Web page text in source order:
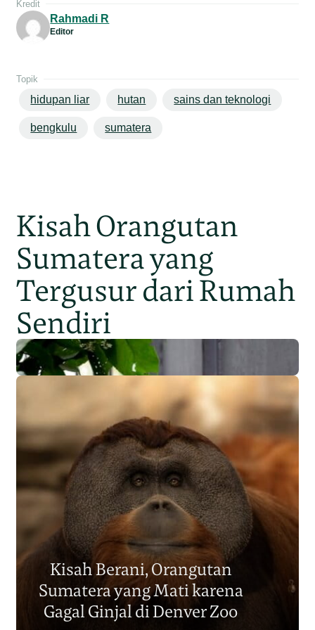
Kredit
Rahmadi R
Editor
Topik
hidupan liar hutan sains dan teknologi
bengkulu sumatera
Kisah Orangutan
Sumatera yang
Tergusur dari Rumah
Sendiri
Populasi Orangutan
Sumatera Berkurang 2.700
Individu dalam Satu Dekade?
Junaidi Hanafiah 14 Jul 2026
Kisah Berani, Orangutan
Sumatera yang Mati karena
Gagal Ginjal di Denver Zoo